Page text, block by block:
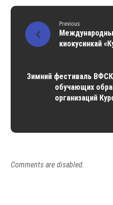
Previous
киокусинкай
Зимний фестиваль
обучающих
организаций
Comments are disabled.